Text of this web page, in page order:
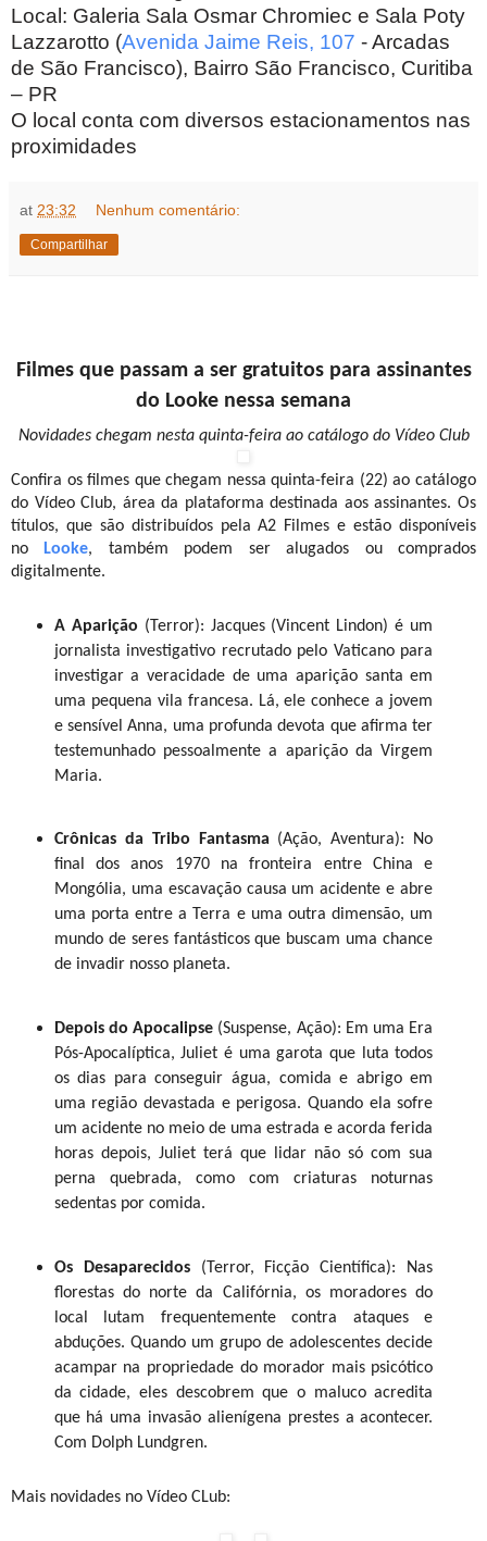
Startup lança rede social
capacitação
Ler um bom livro agrega conhecimento, melhora o
Já na contramão dessa realidade, o surgimento dos aparelhos
compartilhamento e a agilidade das informações. Além disso, a
comum encontrar pessoas nas ruas com seus dispositivos
smartphones sendo utilizados com o mesmo objetivo.
Aliando passado e presente, a startup Sempre Lendo,
social que envolve leitura, interação e tecnologia voltada
podem ser sugeridas para determinado cargo, setor ou para
liberdade de criar trilhas e atualizá-las, aumentando o engajamento
A aparência remete a aplicativos populares utilizados por
se tudo o que envolve o universo literário e de aprendizado
Números
Em apenas três dias de lançamento, a Sempre Lendo alcançou
Play e Apple Store. Mais de 500 mil livros foram adicionados pelos
A Spin é a primeira e a maior rede de aceleradoras
melhores aceleradoras do país, conforme o Startup Awards 2018.
Joinville, Blumenau e Jaraguá do Sul, a Spin é parceira oficial
como objetivo colocar frente a frente startups inovadoras,
exponenciais. Para saber mais, basta acessar o site
portal de educação
www.exponencial.vc
Foto: divulgação Spin
Plataforma, que funciona como uma rede
à capacitação
Local: Galeria Sala Osmar Chromiec e Sala Poty
Lazzarotto (Avenida Jaime Reis, 107 - Arcadas
de São Francisco), Bairro São Francisco, Curitiba
– PR
O local conta com diversos estacionamentos nas
proximidades
at 23:32 Nenhum comentário:
Compartilhar
Filmes que passam a ser gratuitos para assinantes
do Looke nessa semana
Novidades chegam nesta quinta-feira ao catálogo do Vídeo Club
Confira os filmes que chegam nessa quinta-feira (22) ao catálogo
do Vídeo Club, área da plataforma destinada aos assinantes. Os
títulos, que são distribuídos pela A2 Filmes e estão disponíveis
no
Looke, também podem ser alugados ou comprados
digitalmente.
A Aparição (Terror): Jacques (Vincent Lindon) é um
jornalista investigativo recrutado pelo Vaticano para
investigar a veracidade de uma aparição santa em
uma pequena vila francesa. Lá, ele conhece a jovem
e sensível Anna, uma profunda devota que afirma ter
testemunhado pessoalmente a aparição da Virgem
Maria.
Crônicas da Tribo Fantasma (Ação, Aventura): No
final dos anos 1970 na fronteira entre China e
Mongólia, uma escavação causa um acidente e abre
uma porta entre a Terra e uma outra dimensão, um
mundo de seres fantásticos que buscam uma chance
de invadir nosso planeta.
Depois do Apocalipse (Suspense, Ação): Em uma Era
Pós-Apocalíptica, Juliet é uma garota que luta todos
os dias para conseguir água, comida e abrigo em
uma região devastada e perigosa. Quando ela sofre
um acidente no meio de uma estrada e acorda ferida
horas depois, Juliet terá que lidar não só com sua
perna quebrada, como com criaturas noturnas
sedentas por comida.
Os Desaparecidos
(Terror, Ficção Científica): Nas
florestas do norte da Califórnia, os moradores do
local lutam frequentemente contra ataques e
abduções. Quando um grupo de adolescentes decide
acampar na propriedade do morador mais psicótico
da cidade, eles descobrem que o maluco acredita
que há uma invasão alienígena prestes a acontecer.
Com Dolph Lundgren.
Mais novidades no Vídeo CLub: